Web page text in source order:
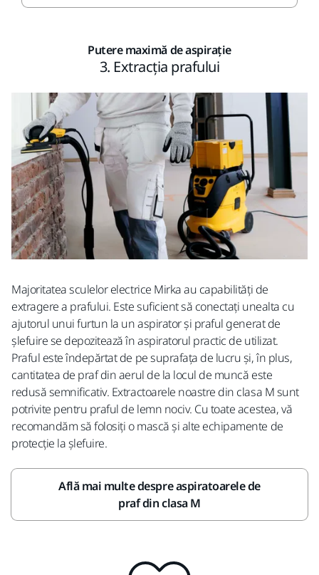
Putere maximă de aspirație
3. Extracția prafului
Majoritatea sculelor electrice Mirka au capabilități de
extragere a prafului. Este suficient să conectați unealta cu
ajutorul unui furtun la un aspirator și praful generat de
șlefuire se depozitează în aspiratorul practic de utilizat.
Praful este îndepărtat de pe suprafața de lucru și, în plus,
cantitatea de praf din aerul de la locul de muncă este
redusă semnificativ. Extractoarele noastre din clasa M sunt
potrivite pentru praful de lemn nociv. Cu toate acestea, vă
recomandăm să folosiți o mască și alte echipamente de
protecție la șlefuire.
Află mai multe despre aspiratoarele de
praf din clasa M